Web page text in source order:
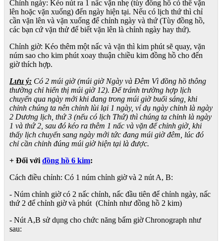
Chỉnh ngày: Kéo nút ra 1 nấc vặn nhẹ (tùy đồng hồ có thể vặn
lên hoặc vặn xuống) đến ngày hiện tại. Nếu có lịch thứ thì chỉ
cần vặn lên và vặn xuống để chỉnh ngày và thứ (Tùy đồng hồ,
các bạn cứ vặn thử để biết vặn lên là chỉnh ngày hay thứ).
Chỉnh giờ: Kéo thêm một nấc và vặn thì kim phút sẽ quay, vặn
núm sao cho kim phút xoay thuận chiều kim đồng hồ cho đến
giờ thích hợp.
Lưu ý: Có 2 múi giờ (múi giờ Ngày và Đêm Vì đồng hồ thông
thường chỉ hiển thị múi giờ 12). Để tránh trường hợp lịch
chuyển qua ngày mới khi đang trong múi giờ buổi sáng, khi
chỉnh chúng ta nên chỉnh lùi lại 1 ngày, ví dụ ngày chỉnh là ngày
2 Dương lịch, thứ 3 (nếu có lịch Thứ) thì chúng ta chỉnh là ngày
1 và thứ 2, sau đó kéo ra thêm 1 nấc và vặn để chỉnh giờ, khi
thấy lịch chuyển sang ngày mới tức đang múi giờ đêm, lúc đó
chỉ cần chỉnh đúng múi giờ hiện tại là được.
+ Đối với đồng hồ 6 kim:
Cách điều chỉnh: Có 1 núm chỉnh giờ và 2 nút A, B:
- Núm chỉnh giờ có 2 nấc chỉnh, nấc đầu tiên để chỉnh ngày, nấc
thứ 2 để chỉnh giờ và phút (Chỉnh như đồng hồ 2 kim)
- Nút A,B sử dụng cho chức năng bấm giờ Chronograph như
sau: